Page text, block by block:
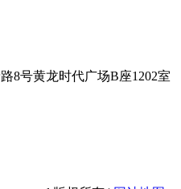
8号黄龙时代广场B座1202室